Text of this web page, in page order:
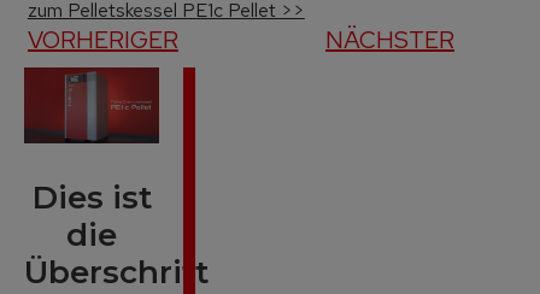
zum Pelletskessel PE1c Pellet >>
VORHERIGER NÄCHSTER
Dies ist
die
Überschrift